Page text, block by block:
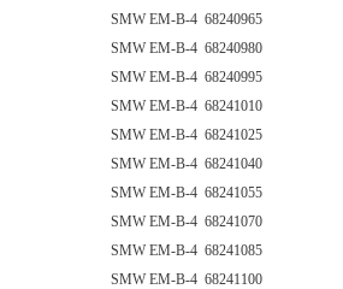
SMW EM-B-4 68240965
SMW EM-B-4 68240980
SMW EM-B-4 68240995
SMW EM-B-4 68241010
SMW EM-B-4 68241025
SMW EM-B-4 68241040
SMW EM-B-4 68241055
SMW EM-B-4 68241070
SMW EM-B-4 68241085
SMW EM-B-4 68241100